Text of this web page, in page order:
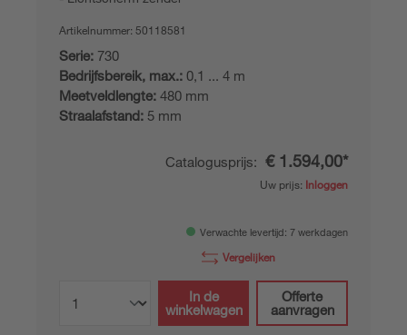
Artikelnummer: 50118581
Serie: 730
Bedrijfsbereik, max.: 0,1 ... 4 m
Meetveldlengte: 480 mm
Straalafstand: 5 mm
Catalogusprijs: € 1.594,00*
Uw prijs: Inloggen
Verwachte levertijd: 7 werkdagen
Vergelijken
In de
winkelwagen
Offerte
aanvragen